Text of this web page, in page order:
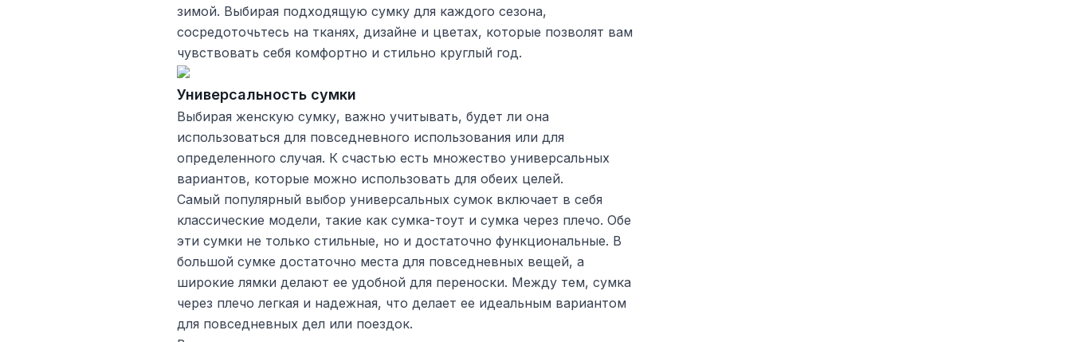
зимой. Выбирая подходящую сумку для каждого сезона,
сосредоточьтесь на тканях, дизайне и цветах, которые позволят вам
чувствовать себя комфортно и стильно круглый год.
Универсальность сумки
Выбирая женскую сумку, важно учитывать, будет ли она
использоваться для повседневного использования или для
определенного случая. К счастью есть множество универсальных
вариантов, которые можно использовать для обеих целей.
Самый популярный выбор универсальных сумок включает в себя
классические модели, такие как сумка-тоут и сумка через плечо. Обе
эти сумки не только стильные, но и достаточно функциональные. В
большой сумке достаточно места для повседневных вещей, а
широкие лямки делают ее удобной для переноски. Между тем, сумка
через плечо легкая и надежная, что делает ее идеальным вариантом
для повседневных дел или поездок.